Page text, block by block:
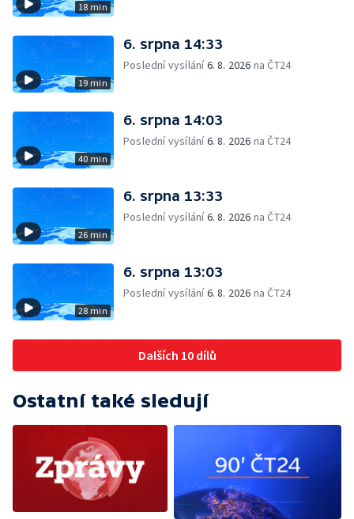
18 min
19 min
6. srpna 14:33
Poslední vysílání6. 8. 2026 na ČT24
40 min
6. srpna 14:03
Poslední vysílání6. 8. 2026 na ČT24
26 min
6. srpna 13:33
Poslední vysílání6. 8. 2026 na ČT24
28 min
6. srpna 13:03
Poslední vysílání6. 8. 2026 na ČT24
Dalších 10 dílů
Ostatní také sledují